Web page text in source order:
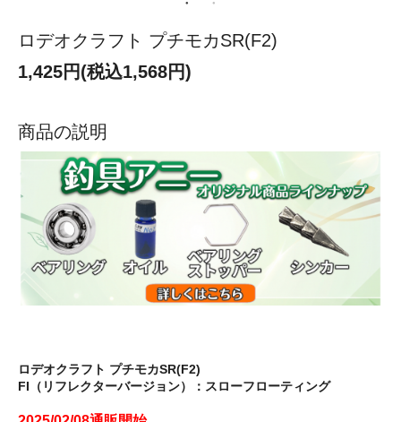
ロデオクラフト プチモカSR(F2)
1,425円(税込1,568円)
商品の説明
ロデオクラフト プチモカSR(F2)
FI（リフレクターバージョン）：スローフローティング